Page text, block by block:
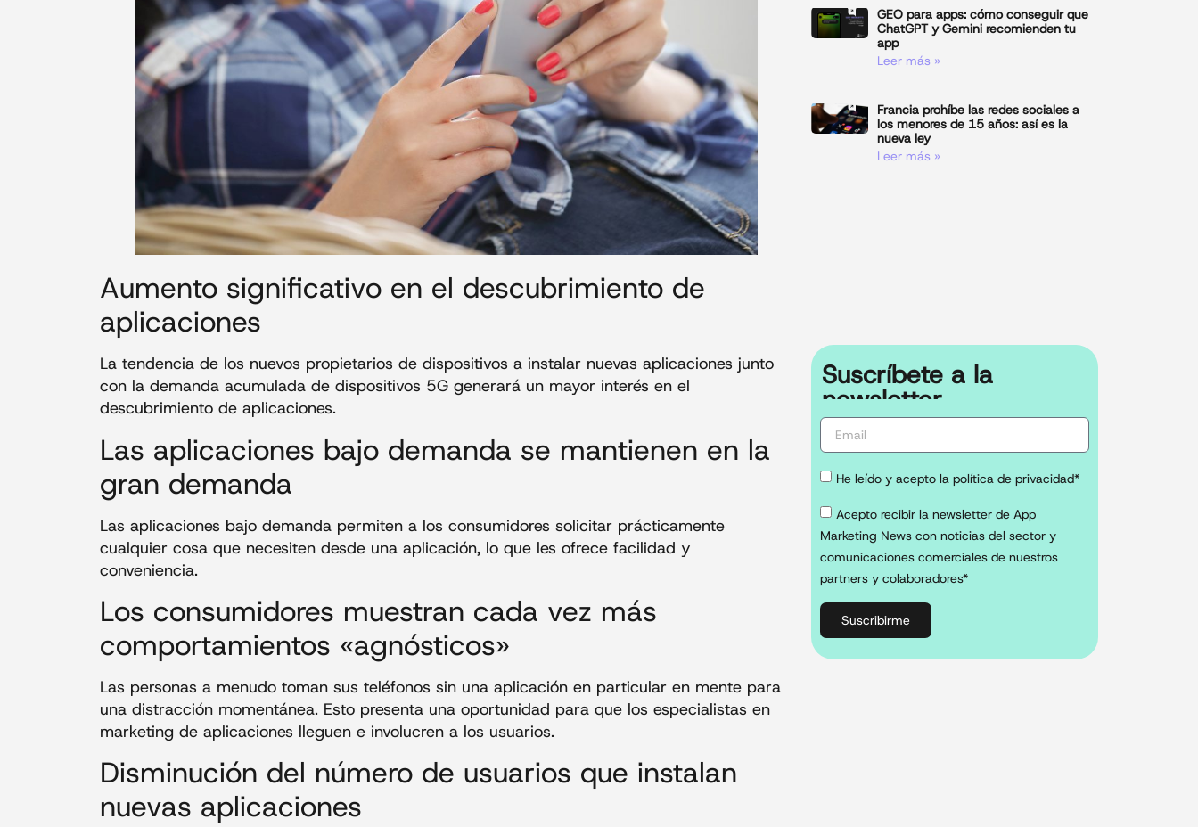
Aumento significativo en el descubrimiento de
aplicaciones
La tendencia de los nuevos propietarios de dispositivos a instalar nuevas aplicaciones junto
con la demanda acumulada de dispositivos 5G generará un mayor interés en el
descubrimiento de aplicaciones.
Las aplicaciones bajo demanda se mantienen en la
gran demanda
Las aplicaciones bajo demanda permiten a los consumidores solicitar prácticamente
cualquier cosa que necesiten desde una aplicación, lo que les ofrece facilidad y
conveniencia.
Los consumidores muestran cada vez más
comportamientos «agnósticos»
Las personas a menudo toman sus teléfonos sin una aplicación en particular en mente para
una distracción momentánea. Esto presenta una oportunidad para que los especialistas en
marketing de aplicaciones lleguen e involucren a los usuarios.
Disminución del número de usuarios que instalan
nuevas aplicaciones
GEO para apps: cómo conseguir que
ChatGPT y Gemini recomienden tu
app
Leer más »
Francia prohíbe las redes sociales a
los menores de 15 años: así es la
nueva ley
Leer más »
Suscríbete a la
newsletter
He leído y acepto la política de privacidad*
Acepto recibir la newsletter de App
Marketing News con noticias del sector y
comunicaciones comerciales de nuestros
partners y colaboradores*
Suscribirme